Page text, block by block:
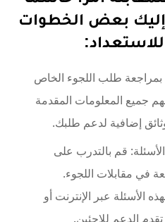
إليك بعض الخطوات
طلب اللجوء الخاص
جميع المعلومات المقدمة
إضافية لدعم طلبك.
قم بالتدرب على
في مقابلات اللجوء.
الأسئلة عبر الإنترنت أو
الدعم للاجئين.